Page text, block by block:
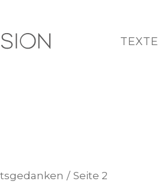
TEXTE
Seite 2